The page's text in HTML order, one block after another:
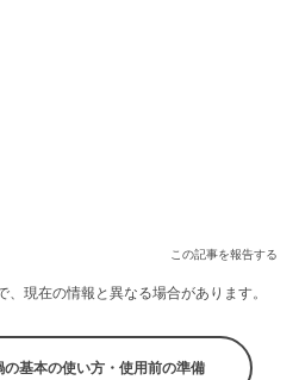
この記事を報告する
現在の情報と異なる場合があります。
の基本の使い方・使用前の準備